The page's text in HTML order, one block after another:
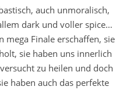
auch unmoralisch,
dark und voller spice…
Finale erschaffen, sie
sie haben uns innerlich
zu heilen und doch
haben auch das perfekte